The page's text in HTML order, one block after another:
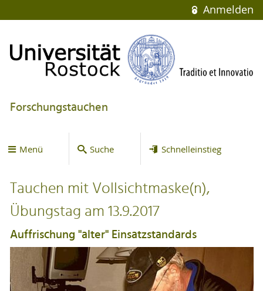
Anmelden
Forschungstauchen
Menü Suche Schnelleinstieg
Tauchen mit Vollsichtmaske(n),
Übungstag am 13.9.2017
Auffrischung "alter" Einsatzstandards